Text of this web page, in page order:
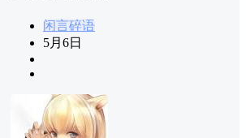
闲言碎语
5月6日